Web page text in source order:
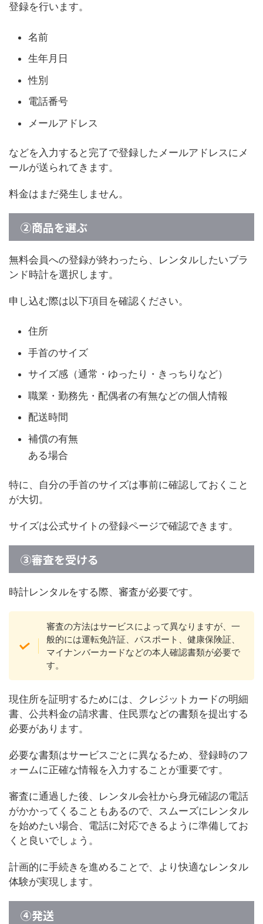
登録を行います。
名前
生年月日
性別
電話番号
メールアドレス
などを入力すると完了で登録したメールアドレスにメ
ールが送られてきます。
料金はまだ発生しません。
②商品を選ぶ
無料会員への登録が終わったら、レンタルしたいブラ
ンド時計を選択します。
申し込む際は以下項目を確認ください。
住所
手首のサイズ
サイズ感（通常・ゆったり・きっちりなど）
職業・勤務先・配偶者の有無などの個人情報
配送時間
補償の有無
ある場合
特に、自分の手首のサイズは事前に確認しておくこと
が大切。
サイズは公式サイトの登録ページで確認できます。
③審査を受ける
時計レンタルをする際、審査が必要です。
審査の方法はサービスによって異なりますが、一
般的には運転免許証、パスポート、健康保険証、
マイナンバーカードなどの本人確認書類が必要で
す。
現住所を証明するためには、クレジットカードの明細
書、公共料金の請求書、住民票などの書類を提出する
必要があります。
必要な書類はサービスごとに異なるため、登録時のフ
ォームに正確な情報を入力することが重要です。
審査に通過した後、レンタル会社から身元確認の電話
がかかってくることもあるので、スムーズにレンタル
を始めたい場合、電話に対応できるように準備してお
くと良いでしょう。
計画的に手続きを進めることで、より快適なレンタル
体験が実現します。
④発送